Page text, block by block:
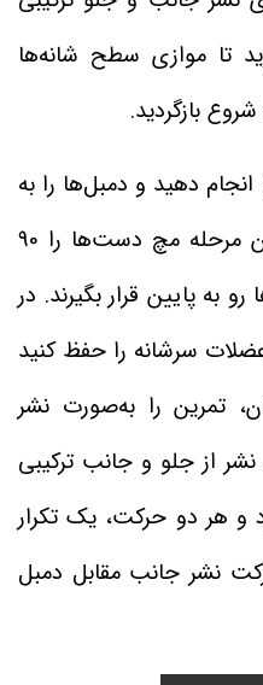
تا موازی سطح شانه‌ها
بازگردید.
دهید و دمبل‌ها را به
سمت جلو بالا بیاورید، در این مرحله مچ دست‌ها را 90
به پایین قرار بگیرند. در
سرشانه را حفظ کنید
تمرین را به‌صورت نشر
نشر از جلو و جانب ترکیبی
و هر دو حرکت، یک تکرار
نشر جانب مقابل دمبل